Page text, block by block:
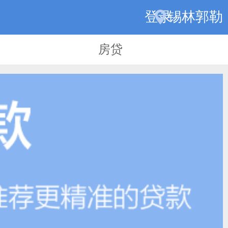
登录锡林郭勒
房贷